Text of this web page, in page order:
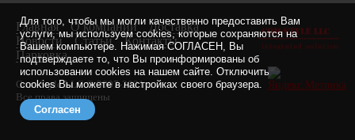
Для того, чтобы мы могли качественно предоставить Вам
услуги, мы используем cookies, которые сохраняются на
Вашем компьютере. Нажимая СОГЛАСЕН, Вы
подтверждаете то, что Вы проинформированы об
использовании cookies на нашем сайте. Отключить
cookies Вы можете в настройках своего браузера.
Согласен
Главная О компании
Доставка
Новости
Статьи
Контакты
Парковка
Com-Style LLC © 2007-2021 г.
Все права защищены